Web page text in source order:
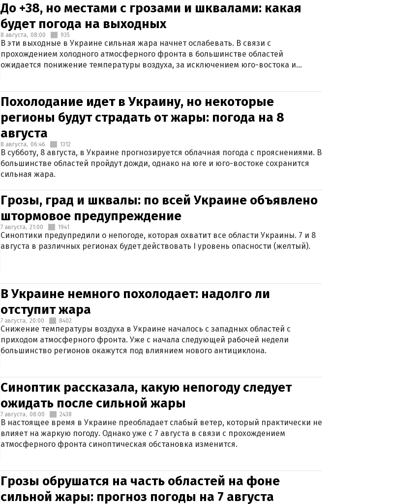
До +38, но местами с грозами и шквалами: какая
будет погода на выходных
8 августа, 08:00 935
В эти выходные в Украине сильная жара начнет ослабевать. В связи с
прохождением холодного атмосферного фронта в большинстве областей
ожидается понижение температуры воздуха, за исключением юго-востока и
Похолодание идет в Украину, но некоторые
регионы будут страдать от жары: погода на 8
августа
8 августа, 06:46 1312
В субботу, 8 августа, в Украине прогнозируется облачная погода с прояснениями. В
большинстве областей пройдут дожди, однако на юге и юго-востоке сохранится
сильная жара.
Грозы, град и шквалы: по всей Украине объявлено
штормовое предупреждение
7 августа, 21:00 1941
Синоптики предупредили о непогоде, которая охватит все области Украины. 7 и 8
августа в различных регионах будет действовать I уровень опасности (желтый).
В Украине немного похолодает: надолго ли
отступит жара
7 августа, 20:00 8402
Снижение температуры воздуха в Украине началось с западных областей с
приходом атмосферного фронта. Уже с начала следующей рабочей недели
большинство регионов окажутся под влиянием нового антициклона.
Синоптик рассказала, какую непогоду следует
ожидать после сильной жары
7 августа, 08:00 2438
В настоящее время в Украине преобладает слабый ветер, который практически не
влияет на жаркую погоду. Однако уже с 7 августа в связи с прохождением
атмосферного фронта синоптическая обстановка изменится.
Грозы обрушатся на часть областей на фоне
сильной жары: прогноз погоды на 7 августа